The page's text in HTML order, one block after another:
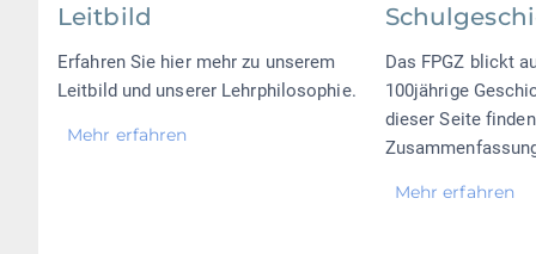
Leitbild
Erfahren Sie hier mehr zu unserem
Leitbild und unserer Lehrphilosophie.
Mehr erfahren
Das FPGZ blickt
100jährige
dieser Seite
Mehr erfahren